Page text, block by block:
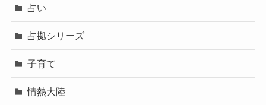
占い
占拠シリーズ
子育て
情熱大陸